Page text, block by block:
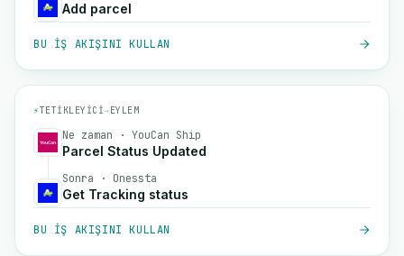
Add parcel
BU IŞ AKIŞINI KULLAN
⚡TETIKLEYICI→EYLEM
Ne zaman · YouCan Ship
Parcel Status Updated
Sonra · Onessta
Get Tracking status
BU IŞ AKIŞINI KULLAN